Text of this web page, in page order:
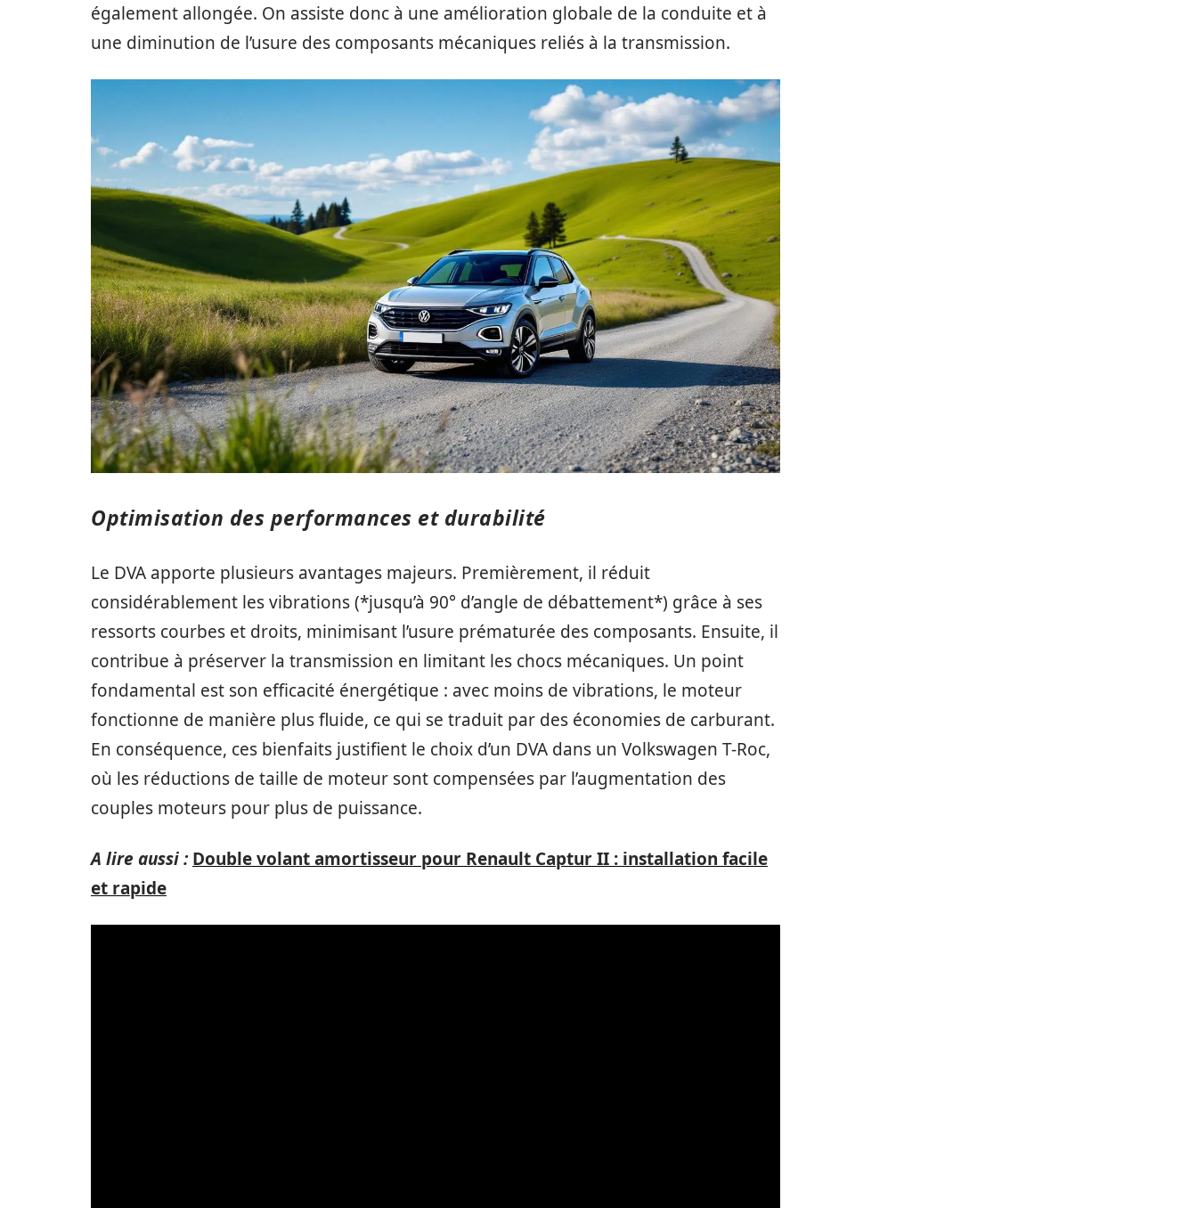
également allongée. On assiste donc à une amélioration globale de la conduite et à
une diminution de l’usure des composants mécaniques reliés à la transmission.
Optimisation des performances et durabilité
Le DVA apporte plusieurs avantages majeurs. Premièrement, il réduit
considérablement les vibrations (*jusqu’à 90° d’angle de débattement*) grâce à ses
ressorts courbes et droits, minimisant l’usure prématurée des composants. Ensuite, il
contribue à préserver la transmission en limitant les chocs mécaniques. Un point
fondamental est son efficacité énergétique : avec moins de vibrations, le moteur
fonctionne de manière plus fluide, ce qui se traduit par des économies de carburant.
En conséquence, ces bienfaits justifient le choix d’un DVA dans un Volkswagen T-Roc,
où les réductions de taille de moteur sont compensées par l’augmentation des
couples moteurs pour plus de puissance.
A lire aussi : Double volant amortisseur pour Renault Captur II : installation facile
et rapide